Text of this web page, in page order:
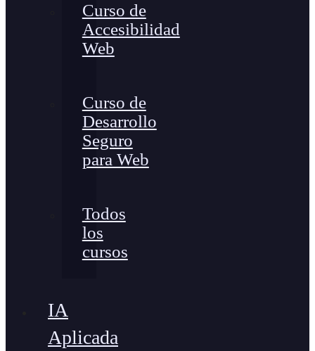
Curso de
Accesibilidad
Web
Curso de
Desarrollo
Seguro
para Web
Todos
los
cursos
IA
Aplicada